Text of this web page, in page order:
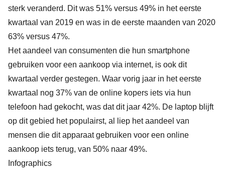
sterk veranderd. Dit was 51% versus 49% in het eerste
kwartaal van 2019 en was in de eerste maanden van 2020
63% versus 47%.
Het aandeel van consumenten die hun smartphone
gebruiken voor een aankoop via internet, is ook dit
kwartaal verder gestegen. Waar vorig jaar in het eerste
kwartaal nog 37% van de online kopers iets via hun
telefoon had gekocht, was dat dit jaar 42%. De laptop blijft
op dit gebied het populairst, al liep het aandeel van
mensen die dit apparaat gebruiken voor een online
aankoop iets terug, van 50% naar 49%.
Infographics